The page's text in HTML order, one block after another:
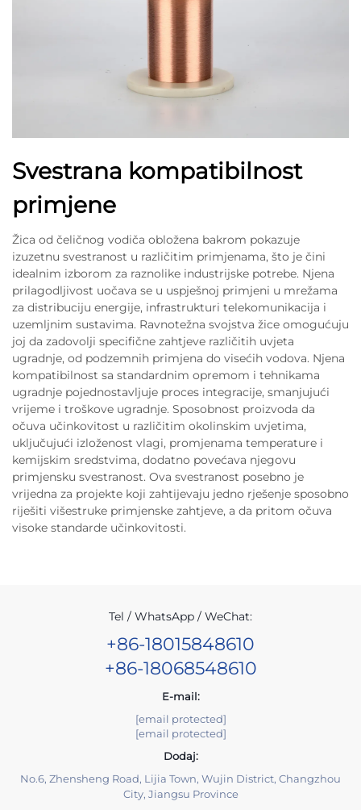
Svestrana kompatibilnost
primjene
Žica od čeličnog vodiča obložena bakrom pokazuje
izuzetnu svestranost u različitim primjenama, što je čini
idealnim izborom za raznolike industrijske potrebe. Njena
prilagodljivost uočava se u uspješnoj primjeni u mrežama
za distribuciju energije, infrastrukturi telekomunikacija i
uzemljnim sustavima. Ravnotežna svojstva žice omogućuju
joj da zadovolji specifične zahtjeve različitih uvjeta
ugradnje, od podzemnih primjena do visećih vodova. Njena
kompatibilnost sa standardnim opremom i tehnikama
ugradnje pojednostavljuje proces integracije, smanjujući
vrijeme i troškove ugradnje. Sposobnost proizvoda da
očuva učinkovitost u različitim okolinskim uvjetima,
uključujući izloženost vlagi, promjenama temperature i
kemijskim sredstvima, dodatno povećava njegovu
primjensku svestranost. Ova svestranost posebno je
vrijedna za projekte koji zahtijevaju jedno rješenje sposobno
riješiti višestruke primjenske zahtjeve, a da pritom očuva
visoke standarde učinkovitosti.
Tel / WhatsApp / WeChat:
+86-18015848610
+86-18068548610
E-mail:
[email protected]
[email protected]
Dodaj:
No.6, Zhensheng Road, Lijia Town, Wujin District, Changzhou
City, Jiangsu Province